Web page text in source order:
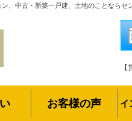
、中古・新築一戸建、土地のことならセ
お客様の声 イ